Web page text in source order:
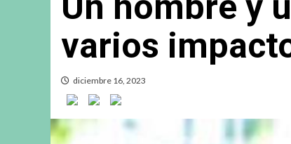
varios
diciembre 16, 2023